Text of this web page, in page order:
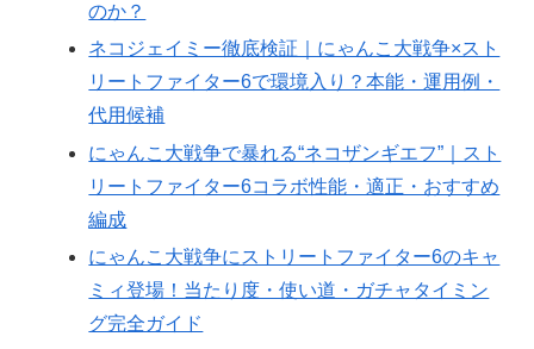
のか？
ネコジェイミー徹底検証｜にゃんこ大戦争×スト
リートファイター6で環境入り？本能・運用例・
代用候補
にゃんこ大戦争で暴れる“ネコザンギエフ”｜スト
リートファイター6コラボ性能・適正・おすすめ
編成
にゃんこ大戦争にストリートファイター6のキャ
ミィ登場！当たり度・使い道・ガチャタイミン
グ完全ガイド